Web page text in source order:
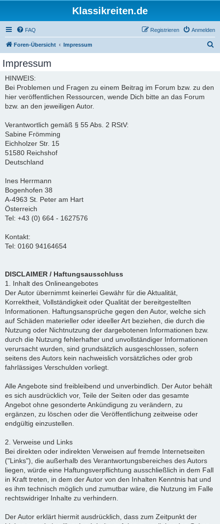
Klassikreiten.de
FAQ Anmelden
Registrieren
Foren-Übersicht Impressum
Impressum
HINWEIS:
Bei Problemen und Fragen zu einem Beitrag im Forum bzw. zu den
hier veröffentlichen Ressourcen, wende Dich bitte an das Forum
bzw. an den jeweiligen Autor.
Verantwortlich gemäß § 55 Abs. 2 RStV:
Sabine Frömming
Eichholzer Str. 15
51580 Reichshof
Deutschland
Ines Herrmann
Bogenhofen 38
A-4963 St. Peter am Hart
Österreich
Tel: +43 (0) 664 - 1627576
Kontakt:
Tel: 0160 94164654
DISCLAIMER / Haftungsausschluss
1. Inhalt des Onlineangebotes
Der Autor übernimmt keinerlei Gewähr für die Aktualität,
Korrektheit, Vollständigkeit oder Qualität der bereitgestellten
Informationen. Haftungsansprüche gegen den Autor, welche sich
auf Schäden materieller oder ideeller Art beziehen, die durch die
Nutzung oder Nichtnutzung der dargebotenen Informationen bzw.
durch die Nutzung fehlerhafter und unvollständiger Informationen
verursacht wurden, sind grundsätzlich ausgeschlossen, sofern
seitens des Autors kein nachweislich vorsätzliches oder grob
fahrlässiges Verschulden vorliegt.
Alle Angebote sind freibleibend und unverbindlich. Der Autor behält
es sich ausdrücklich vor, Teile der Seiten oder das gesamte
Angebot ohne gesonderte Ankündigung zu verändern, zu
ergänzen, zu löschen oder die Veröffentlichung zeitweise oder
endgültig einzustellen.
2. Verweise und Links
Bei direkten oder indirekten Verweisen auf fremde Internetseiten
("Links"), die außerhalb des Verantwortungsbereiches des Autors
liegen, würde eine Haftungsverpflichtung ausschließlich in dem Fall
in Kraft treten, in dem der Autor von den Inhalten Kenntnis hat und
es ihm technisch möglich und zumutbar wäre, die Nutzung im Falle
rechtswidriger Inhalte zu verhindern.
Der Autor erklärt hiermit ausdrücklich, dass zum Zeitpunkt der